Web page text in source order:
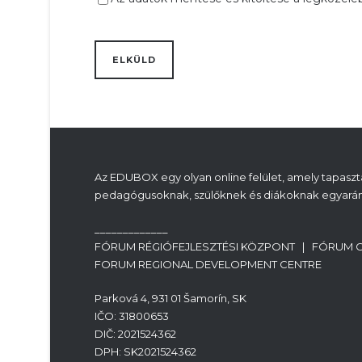
Az EDUBOX egy olyan online felület, amely
pedagógusoknak, szülőknek és diákoknak
FÓRUM RÉGIÓFEJLESZTÉSI KÖZPONT | FÓRUM
FORUM REGIONAL DEVELOPMENT CENTRE
Parková 4, 931 01 Šamorín, SK
IČO: 31800653
DIČ: 2021524362
DPH: SK2021524362